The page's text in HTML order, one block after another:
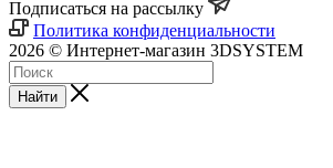
Подписаться на рассылку
Политика конфиденциальности
2026 © Интернет-магазин 3DSYSTEM
Найти